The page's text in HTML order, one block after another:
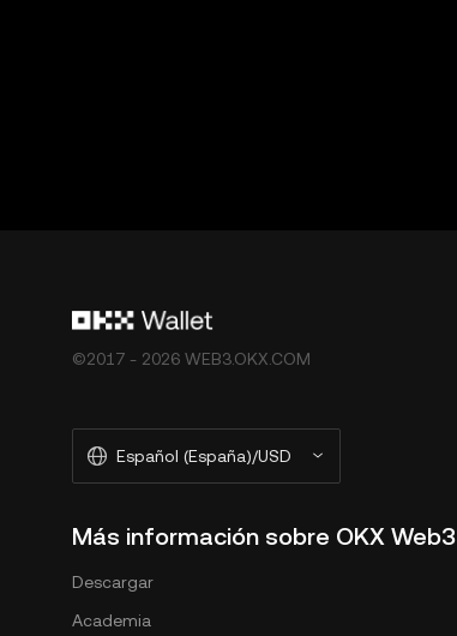
©2017 - 2026 WEB3.OKX.COM
Español (España)/USD
Más información sobre OKX Web3
Descargar
Academia